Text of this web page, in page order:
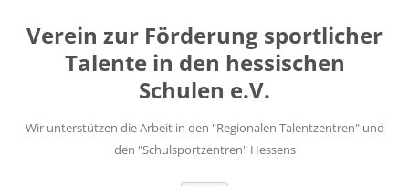
springen
Verein zur Förderung sportlicher
Talente in den hessischen
Schulen e.V.
Wir unterstützen die Arbeit in den "Regionalen Talentzentren" und
den "Schulsportzentren" Hessens